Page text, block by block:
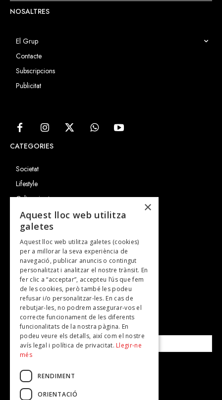
NOSALTRES
El Grup
Contacte
Subscripcions
Publicitat
CATEGORIES
Societat
Lifestyle
Cultura i art
Entrevistes
Gastronomia
TV
Plans per fer
Revistes
SUBSCRIU-TE A LA NOSTRA NEWSLETTER!
Correu electrònic*
Accepto lapolítica de privacitat
×
Aquest lloc web utilitza
galetes
Aquest lloc web utilitza galetes (cookies)
per a millorar la seva experiència de
navegació, publicar anuncis o contingut
personalitzat i analitzar el nostre trànsit. En
fer clic a “acceptar”, accepteu l’ús que fem
de les cookies, però també les podeu
refusar i/o personalitzar-les. En cas de
rebutjar-les, no podrem assegurar-vos el
correcte funcionament de les diferents
funcionalitats de la nostra pàgina. En
podeu veure els detalls, així com el nostre
avís legal i política de privacitat. Llegir-ne
més
RENDIMENT
ORIENTACIÓ